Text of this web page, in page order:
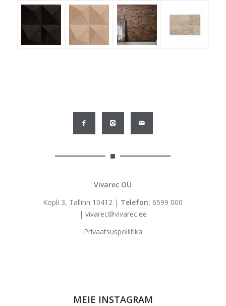
Vivarec OÜ
Kopli 3, Tallinn 10412 | Telefon: 6599 000
| vivarec@vivarec.ee
Privaatsuspoliitika
MEIE INSTAGRAM